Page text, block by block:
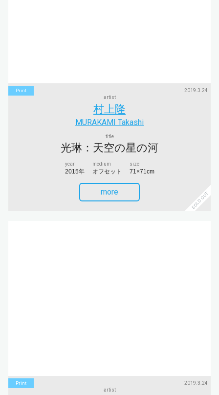
Print
2019.3.24
artist
村上隆
MURAKAMI Takashi
title
光琳：天空の星の河
year
2015年
medium
オフセット
size
71×71cm
SOLD OUT
more
Print
2019.3.24
artist